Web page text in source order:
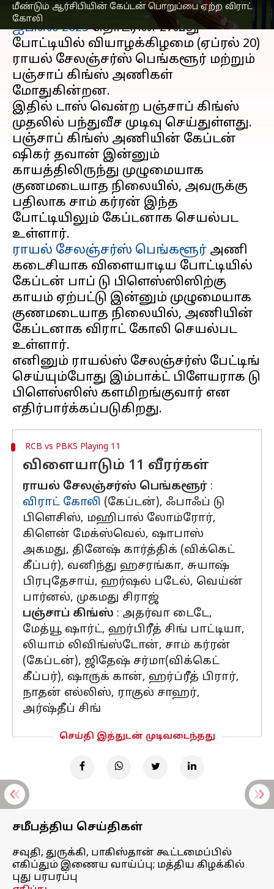
மீண்டும் ஆர்சிபியின் கேப்டன் பொறுப்பை ஏற்ற விராட்
கோலி
செய்தி முன்னோட்டம்
ஐபிஎல் 2023தொடரின் 27வது
போட்டியில் வியாழக்கிழமை (ஏப்ரல் 20)
ராயல் சேலஞ்சர்ஸ் பெங்களூர் மற்றும்
பஞ்சாப் கிங்ஸ் அணிகள்
மோதுகின்றன.
இதில் டாஸ் வென்ற பஞ்சாப் கிங்ஸ்
முதலில் பந்துவீச முடிவு செய்துள்ளது.
பஞ்சாப் கிங்ஸ் அணியின் கேப்டன்
ஷிகர் தவான் இன்னும்
காயத்திலிருந்து முழுமையாக
குணமடையாத நிலையில், அவருக்கு
பதிலாக சாம் கர்ரன் இந்த
போட்டியிலும் கேப்டனாக செயல்பட
ராயல் சேலஞ்சர்ஸ் பெங்களூர் அணி
கடைசியாக விளையாடிய போட்டியில்
கேப்டன் பாப் டு பிளெஸ்ஸிஸிற்கு
காயம் ஏற்பட்டு இன்னும் முழுமையாக
குணமடையாத நிலையில், அணியின்
கேப்டனாக விராட் கோலி செயல்பட
உள்ளார்.
எனினும் ராயல்ஸ் சேலஞ்சர்ஸ் பேட்டிங்
செய்யும்போது இம்பாக்ட் பிளேயராக டு
பிளெஸ்ஸிஸ் களமிறங்குவார் என
RCB vs PBKS Playing 11
விளையாடும் 11 வீரர்கள்
ராயல் சேலஞ்சர்ஸ் பெங்களூர் :
விராட் கோலி (கேப்டன்), ஃபாஃப் டு
பிளெசிஸ், மஹிபால் லோம்ரோர்,
கிளென் மேக்ஸ்வெல், ஷாபாஸ்
அகமது, தினேஷ் கார்த்திக் (விக்கெட்
கீப்பர்), வனிந்து ஹசரங்கா, சுயாஷ்
பிரபுதேசாய், ஹர்ஷல் படேல், வெய்ன்
பார்னல், முகமது சிராஜ்
பஞ்சாப் கிங்ஸ் : அதர்வா டைடே,
மேத்யூ ஷார்ட், ஹர்பிரீத் சிங் பாட்டியா,
லியாம் லிவிங்ஸ்டோன், சாம் கர்ரன்
(கேப்டன்), ஜிதேஷ் சர்மா(விக்கெட்
கீப்பர்), ஷாருக் கான், ஹர்ப்ரீத் பிரார்,
நாதன் எல்லிஸ், ராகுல் சாஹர்,
அர்ஷ்தீப் சிங்
செய்தி இத்துடன் முடிவடைந்தது
சமீபத்திய செய்திகள்
சவுதி, துருக்கி, பாகிஸ்தான் கூட்டமைப்பில்
எகிப்தும் இணைய வாய்ப்பு; மத்திய கிழக்கில்
புது பரபரப்பு